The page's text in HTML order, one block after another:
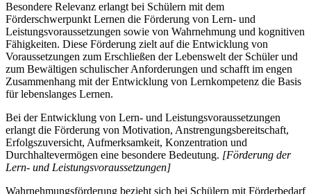
Besondere Relevanz erlangt bei Schülern mit dem
Förderschwerpunkt Lernen die Förderung von Lern- und
Leistungsvoraussetzungen sowie von Wahrnehmung und kognitiven
Fähigkeiten. Diese Förderung zielt auf die Entwicklung von
Voraussetzungen zum Erschließen der Lebenswelt der Schüler und
zum Bewältigen schulischer Anforderungen und schafft im engen
Zusammenhang mit der Entwicklung von Lernkompetenz die Basis
für lebenslanges Lernen.
Bei der Entwicklung von Lern- und Leistungsvoraussetzungen
erlangt die Förderung von Motivation, Anstrengungsbereitschaft,
Erfolgszuversicht, Aufmerksamkeit, Konzentration und
Durchhaltevermögen eine besondere Bedeutung. [Förderung der
Lern- und Leistungsvoraussetzungen]
Wahrnehmungsförderung bezieht sich bei Schülern mit Förderbedarf